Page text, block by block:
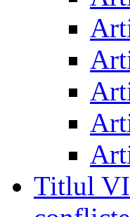
Titlul